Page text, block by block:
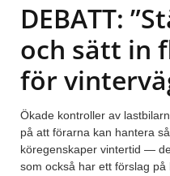
DEBATT:
och sätt in
för
Ökade kontroller av
på att förarna kan hantera
köregenskaper vintertid —
som också har ett förslag